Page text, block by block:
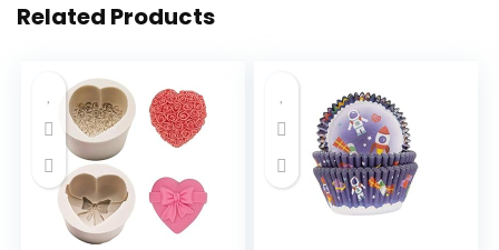
Related Products